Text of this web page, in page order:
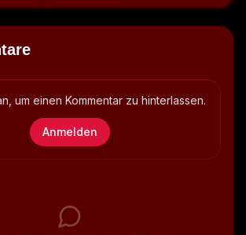
um einen Kommentar zu hinterlassen.
Anmelden